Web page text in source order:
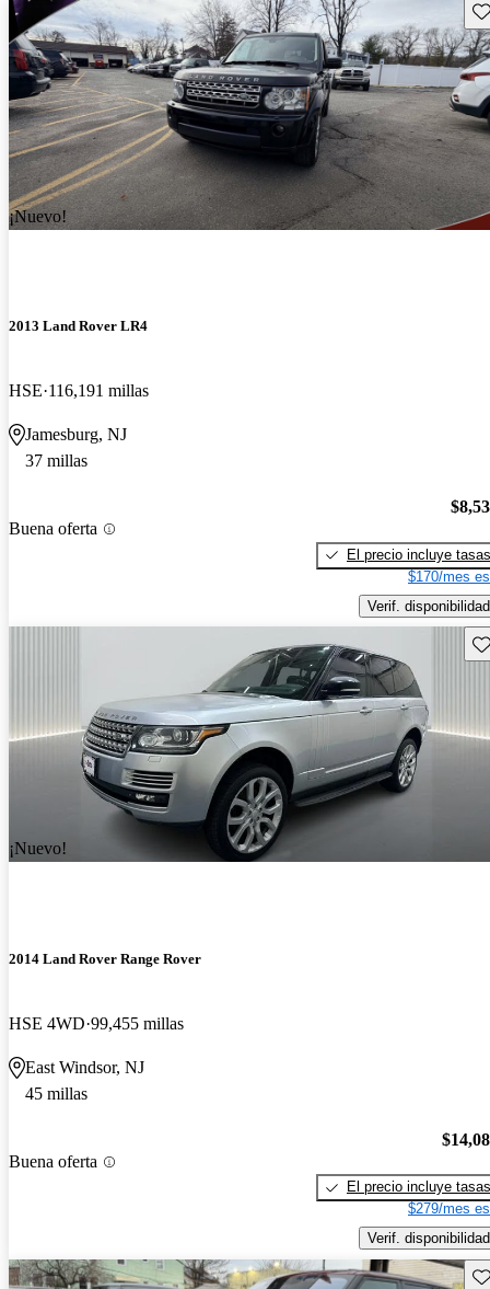
¡Nuevo!
2013 Land Rover LR4
HSE 116,191 millas
Jamesburg, NJ
37 millas
Buena oferta
El precio incluye tasas
$170/mes
Verif. disponibilidad
¡Nuevo!
2014 Land Rover Range Rover
HSE 4WD 99,455 millas
East Windsor, NJ
45 millas
Buena oferta
El precio incluye tasas
$279/mes
Verif. disponibilidad